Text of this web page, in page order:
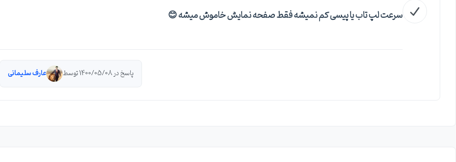
سرعت لپ تاب یا پیسی کم نمیشه فقط صفحه نمایش خاموش میشه 😊
پاسخ در 1400/05/08 توسط عارف سلیمانی